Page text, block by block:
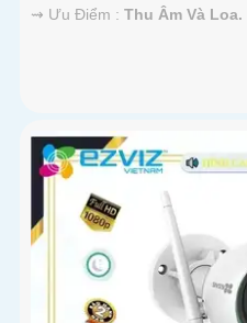
️⇝ Ưu Điểm : Thu Âm Và Loa.